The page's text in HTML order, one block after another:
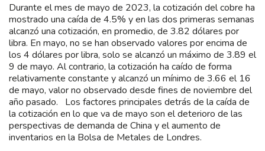
Durante el mes de mayo de 2023, la cotización del cobre ha
mostrado una caída de 4.5% y en las dos primeras semanas
alcanzó una cotización, en promedio, de 3.82 dólares por
libra. En mayo, no se han observado valores por encima de
los 4 dólares por libra, solo se alcanzó un máximo de 3.89 el
9 de mayo. Al contrario, la cotización ha caído de forma
relativamente constante y alcanzó un mínimo de 3.66 el 16
de mayo, valor no observado desde fines de noviembre del
año pasado. Los factores principales detrás de la caída de
la cotización en lo que va de mayo son el deterioro de las
perspectivas de demanda de China y el aumento de
inventarios en la Bolsa de Metales de Londres.